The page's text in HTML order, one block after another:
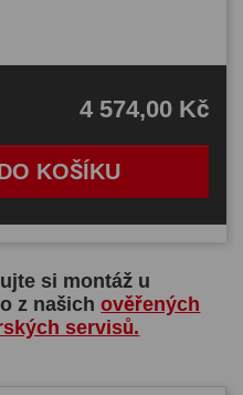
KOŠÍKU
4 574,00 Kč
si montáž u
z našichověřených
servisů.